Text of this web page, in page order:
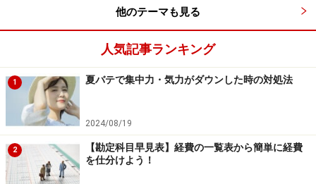
他のテーマも見る
人気記事ランキング
1 夏バテで集中力・気力がダウンした時の対処法
2024/08/19
2
【勘定科目早見表】経費の一覧表から簡単に経費
を仕分けよう！